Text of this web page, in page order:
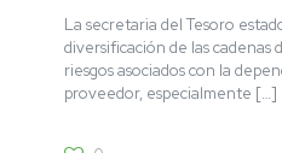
La secretaria del Tesoro
diversificación de las cadenas
riesgos asociados con la
proveedor, especialmente […]